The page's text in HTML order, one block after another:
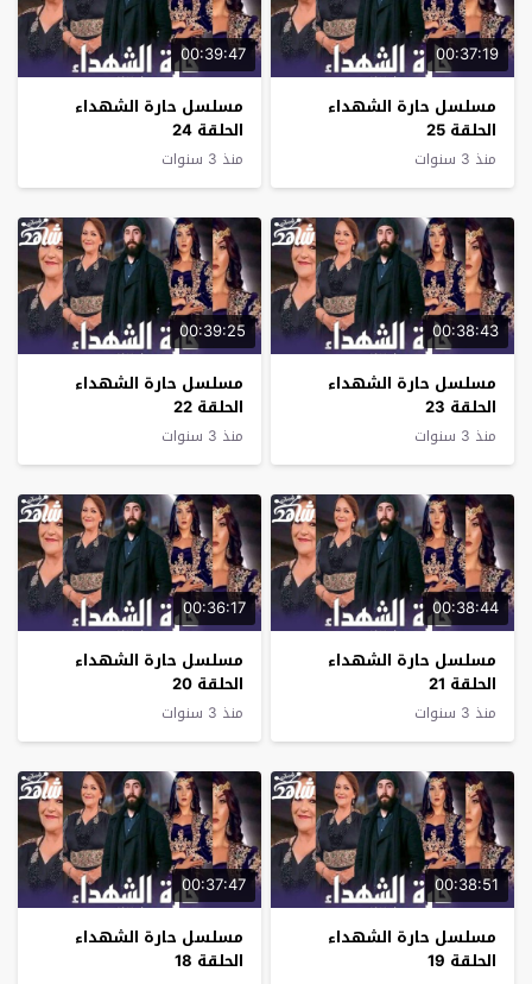
00:37:19
مسلسل حارة الشهداء
الحلقة 25
منذ 3 سنوات
00:39:47
مسلسل حارة الشهداء
الحلقة 24
منذ 3 سنوات
00:38:43
مسلسل حارة الشهداء
الحلقة 23
منذ 3 سنوات
00:39:25
مسلسل حارة الشهداء
الحلقة 22
منذ 3 سنوات
00:38:44
مسلسل حارة الشهداء
الحلقة 21
منذ 3 سنوات
00:36:17
مسلسل حارة الشهداء
الحلقة 20
منذ 3 سنوات
00:38:51
مسلسل حارة الشهداء
الحلقة 19
00:37:47
مسلسل حارة الشهداء
الحلقة 18